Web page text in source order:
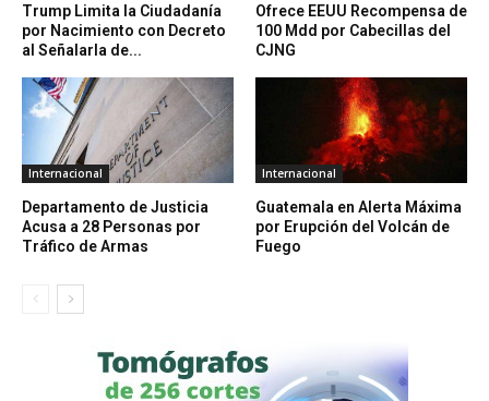
Trump Limita la Ciudadanía
por Nacimiento con Decreto
al Señalarla de...
Ofrece EEUU Recompensa de
100 Mdd por Cabecillas del
CJNG
Internacional
Departamento de Justicia
Acusa a 28 Personas por
Tráfico de Armas
Internacional
Guatemala en Alerta Máxima
por Erupción del Volcán de
Fuego